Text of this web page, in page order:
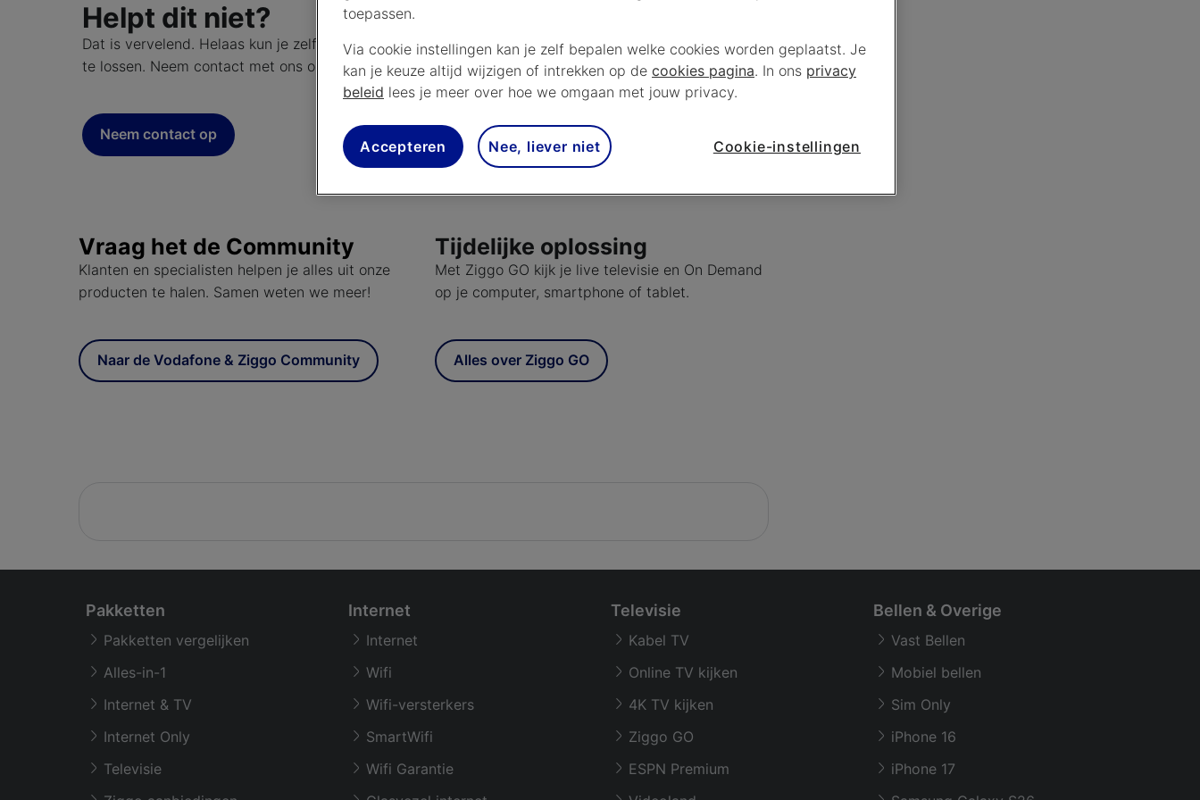
Helpt dit niet?
Dat is vervelend. Helaas kun je zelf niet meer doen. We gaan je natuurlijk helpen om het probleem op
te lossen. Neem contact met ons op. Vermeld daarbij de foutcode.
Neem contact op
Vraag het de Community
Klanten en specialisten helpen je alles uit onze
producten te halen. Samen weten we meer!
Naar de Vodafone & Ziggo Community
Tijdelijke oplossing
Met Ziggo GO kijk je live televisie en On Demand
op je computer, smartphone of tablet.
Alles over Ziggo GO
Pakketten
Pakketten vergelijken
Alles-in-1
Internet & TV
Internet Only
Televisie
Internet
Internet
Wifi
Wifi-versterkers
SmartWifi
Wifi Garantie
Televisie
Kabel TV
Online TV kijken
4K TV kijken
Ziggo GO
ESPN Premium
Bellen & Overige
Vast Bellen
Mobiel bellen
Sim Only
iPhone 16
iPhone 17
toepassen.
Via cookie instellingen kan je zelf bepalen welke cookies worden geplaatst. Je
kan je keuze altijd wijzigen of intrekken op de cookies pagina. In ons privacy
beleid lees je meer over hoe we omgaan met jouw privacy.
Accepteren Nee, liever niet Cookie-instellingen